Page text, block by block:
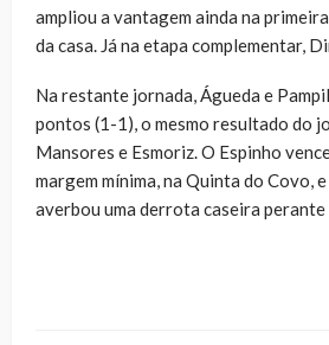
ampliou a vantagem ainda na
da casa. Já na etapa complementar,
Na restante jornada, Águeda e
pontos (1-1), o mesmo resultado do
Mansores e Esmoriz. O Espinho
margem mínima, na Quinta do Covo,
averbou uma derrota caseira